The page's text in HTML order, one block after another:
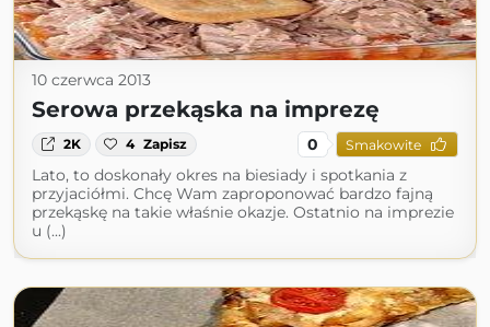
10 czerwca 2013
Serowa przekąska na imprezę
2K 4 Zapisz 0 Smakowite
Lato, to doskonały okres na biesiady i spotkania z
przyjaciółmi. Chcę Wam zaproponować bardzo fajną
przekąskę na takie właśnie okazje. Ostatnio na imprezie
u (...)